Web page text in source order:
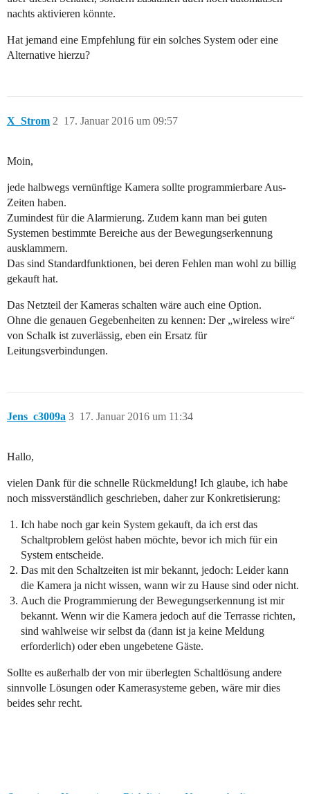
nachts aktivieren könnte.
Hat jemand eine Empfehlung für ein solches System oder eine
Alternative hierzu?
X_Strom 17. Januar 2016 um 09:57
2
Moin,
jede halbwegs vernünftige Kamera sollte programmierbare Aus-
Zeiten haben.
Zumindest für die Alarmierung. Zudem kann man bei guten
Systemen bestimmte Bereiche aus der Bewegungserkennung
ausklammern.
Das sind Standardfunktionen, bei deren Fehlen man wohl zu billig
gekauft hat.
Das Netzteil der Kameras schalten wäre auch eine Option.
Ohne die genauen Gegebenheiten zu kennen: Der „wireless wire“
von Schalk ist zuverlässig, eben ein Ersatz für
Leitungsverbindungen.
Jens_c3009a 17. Januar 2016 um 11:34
3
Hallo,
vielen Dank für die schnelle Rückmeldung! Ich glaube, ich habe
noch missverständlich geschrieben, daher zur Konkretisierung:
Ich habe noch gar kein System gekauft, da ich erst das
Schaltproblem gelöst haben möchte, bevor ich mich für ein
System entscheide.
Das mit den Schaltzeiten ist mir bekannt, jedoch: Leider kann
die Kamera ja nicht wissen, wann wir zu Hause sind oder nicht.
Auch die Programmierung der Bewegungserkennung ist mir
bekannt. Wenn wir die Kamera jedoch auf die Terrasse richten,
sind wahlweise wir selbst da (dann ist ja keine Meldung
erforderlich) oder eben ungebetene Gäste.
Sollte es außerhalb der von mir überlegten Schaltlösung andere
sinnvolle Lösungen oder Kamerasysteme geben, wäre mir dies
beides sehr recht.